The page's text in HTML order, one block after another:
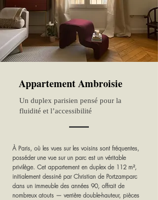
Appartement Ambroisie
Un duplex parisien pensé pour la
fluidité et l’accessibilité
À Paris, où les vues sur les voisins sont fréquentes,
posséder une vue sur un parc est un véritable
privilège. Cet appartement en duplex de 112 m²,
initialement dessiné par Christian de Portzamparc
dans un immeuble des années 90, offrait de
nombreux atouts — verrière double-hauteur, pièces